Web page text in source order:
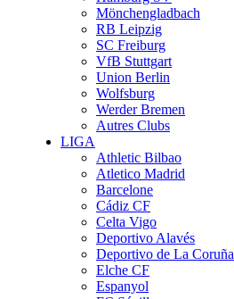
Mönchengladbach
RB Leipzig
SC Freiburg
VfB Stuttgart
Union Berlin
Wolfsburg
Werder Bremen
Autres Clubs
LIGA
Athletic Bilbao
Atletico Madrid
Barcelone
Cádiz CF
Celta Vigo
Deportivo Alavés
Deportivo de La Coruña
Elche CF
Espanyol